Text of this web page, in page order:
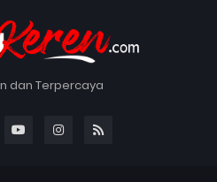
dan Terpercaya